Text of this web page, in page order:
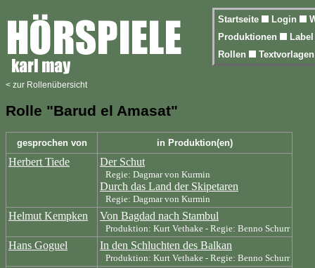
Startseite Login
Produktionen
Rollen
< zur Rollenübersicht
Rolle "Barud el Amasat"
gesprochen von in Produktion(en)
Herbert Tiede Der Schut
Regie: Dagmar von Kurmin
Durch das Land der Skipetaren
Regie: Dagmar von Kurmin
Helmut Kempken Von Bagdad nach Stambul
Produktion: Kurt Vethake - Regie: Benno Schurr
Hans Goguel In den Schluchten des Balkan
Produktion: Kurt Vethake - Regie: Benno Schurr